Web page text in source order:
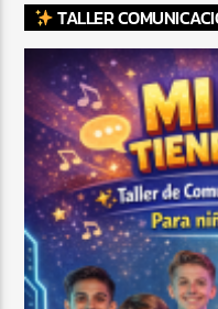
TALLER